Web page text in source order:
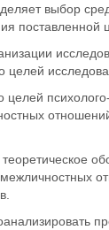
выбор
поставленной
целей